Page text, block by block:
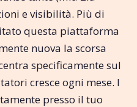
e visibilità. Più di
questa piattaforma
nuova la scorsa
specificamente sul
cresce ogni mese. I
presso il tuo